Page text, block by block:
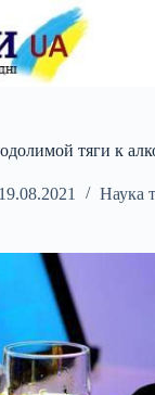
тяги к
19.08.2021 Наука